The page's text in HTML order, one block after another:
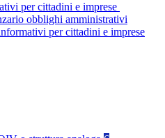
per cittadini e imprese
obblighi amministrativi
per cittadini e imprese